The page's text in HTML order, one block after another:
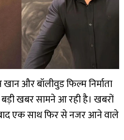
और बॉलीवुड फिल्म निर्माता
खबर सामने आ रही है। खबरों
एक साथ फिर से नजर आने वाले